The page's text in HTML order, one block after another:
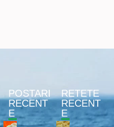
POSTARI
RECENT
E
RETETE
RECENT
E